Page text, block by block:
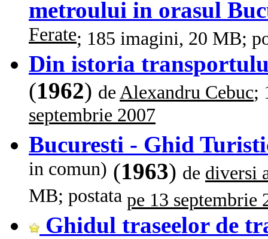
metroului in orasul
Ferate; 185 imagini, 20 MB;
Din istoria
(1962) de Alexandru Cebuc;
septembrie 2007
Bucuresti - Ghid
in comun) (1963) de diversi
MB; postata pe 13 septembrie
Ghidul traseelor de